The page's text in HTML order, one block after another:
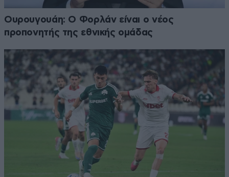
Ουρουγουάη: Ο Φορλάν είναι ο νέος
προπονητής της εθνικής ομάδας